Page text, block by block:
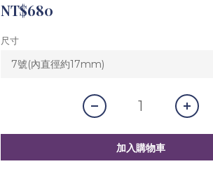
NT$680
尺寸
加入購物車